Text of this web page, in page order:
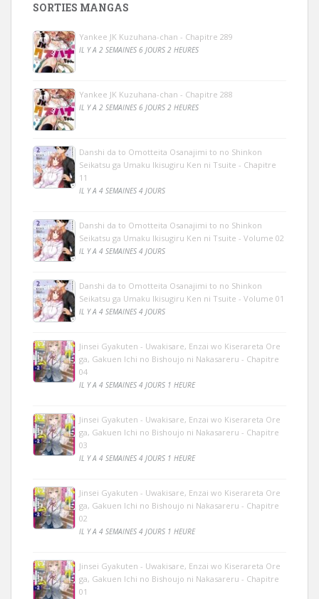
SORTIES MANGAS
Yankee JK Kuzuhana-chan - Chapitre 289
IL Y A 2 SEMAINES 6 JOURS 2 HEURES
Yankee JK Kuzuhana-chan - Chapitre 288
IL Y A 2 SEMAINES 6 JOURS 2 HEURES
Danshi da to Omotteita Osanajimi to no Shinkon
Seikatsu ga Umaku Ikisugiru Ken ni Tsuite - Chapitre
11
IL Y A 4 SEMAINES 4 JOURS
Danshi da to Omotteita Osanajimi to no Shinkon
Seikatsu ga Umaku Ikisugiru Ken ni Tsuite - Volume 02
IL Y A 4 SEMAINES 4 JOURS
Danshi da to Omotteita Osanajimi to no Shinkon
Seikatsu ga Umaku Ikisugiru Ken ni Tsuite - Volume 01
IL Y A 4 SEMAINES 4 JOURS
Jinsei Gyakuten - Uwakisare, Enzai wo Kiserareta Ore
ga, Gakuen Ichi no Bishoujo ni Nakasareru - Chapitre
04
IL Y A 4 SEMAINES 4 JOURS 1 HEURE
Jinsei Gyakuten - Uwakisare, Enzai wo Kiserareta Ore
ga, Gakuen Ichi no Bishoujo ni Nakasareru - Chapitre
03
IL Y A 4 SEMAINES 4 JOURS 1 HEURE
Jinsei Gyakuten - Uwakisare, Enzai wo Kiserareta Ore
ga, Gakuen Ichi no Bishoujo ni Nakasareru - Chapitre
02
IL Y A 4 SEMAINES 4 JOURS 1 HEURE
Jinsei Gyakuten - Uwakisare, Enzai wo Kiserareta Ore
ga, Gakuen Ichi no Bishoujo ni Nakasareru - Chapitre
01